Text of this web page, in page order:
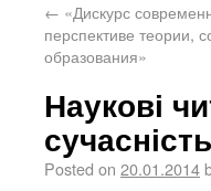
← «Дискурс
перспективе теории,
образования»
Наукові
Posted on 20.01.2014